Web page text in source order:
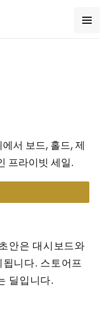
서 보드, 홀드, 제
프라이빗 세일.
안은 대시보드와
니다. 스토어프
딜입니다.